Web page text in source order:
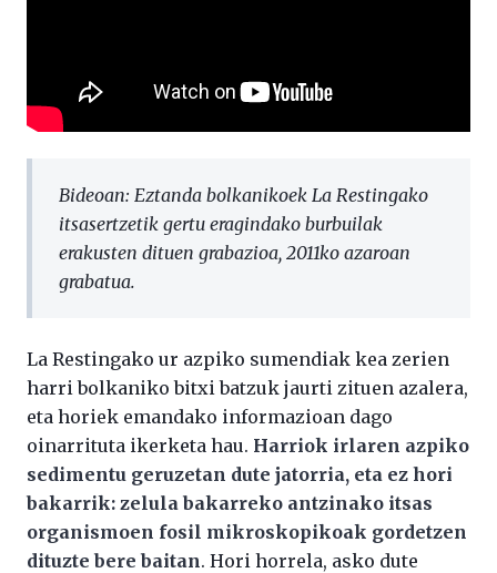
Bideoan: Eztanda bolkanikoek La Restingako
itsasertzetik gertu eragindako burbuilak
erakusten dituen grabazioa, 2011ko azaroan
grabatua.
La Restingako ur azpiko sumendiak kea zerien
harri bolkaniko bitxi batzuk jaurti zituen azalera,
eta horiek emandako informazioan dago
oinarrituta ikerketa hau. Harriok irlaren azpiko
sedimentu geruzetan dute jatorria, eta ez hori
bakarrik: zelula bakarreko antzinako itsas
organismoen fosil mikroskopikoak gordetzen
dituzte bere baitan. Hori horrela, asko dute